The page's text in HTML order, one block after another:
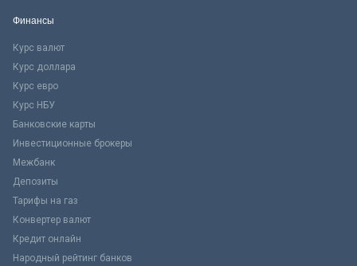
Финансы
Курс валют
Курс доллара
Курс евро
Курс НБУ
Банковские карты
Инвестиционные брокеры
Межбанк
Депозиты
Тарифы на газ
Конвертер валют
Кредит онлайн
Народный рейтинг банков